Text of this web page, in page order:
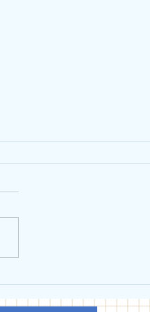
holt Schwäbische
in Dillingen